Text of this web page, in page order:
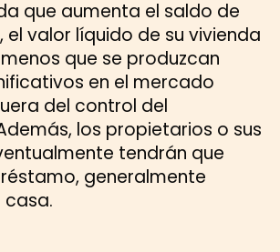
que aumenta el saldo de
el valor líquido de su vivienda
que se produzcan
en el mercado
del control del
los propietarios o sus
tendrán que
generalmente
casa.